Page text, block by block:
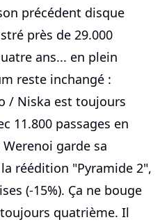
précédent disque
près de 29.000
ans... en plein
reste inchangé :
/ Niska est toujours
11.800 passages en
garde sa
réédition "Pyramide 2",
(-15%). Ça ne bouge
quatrième. Il